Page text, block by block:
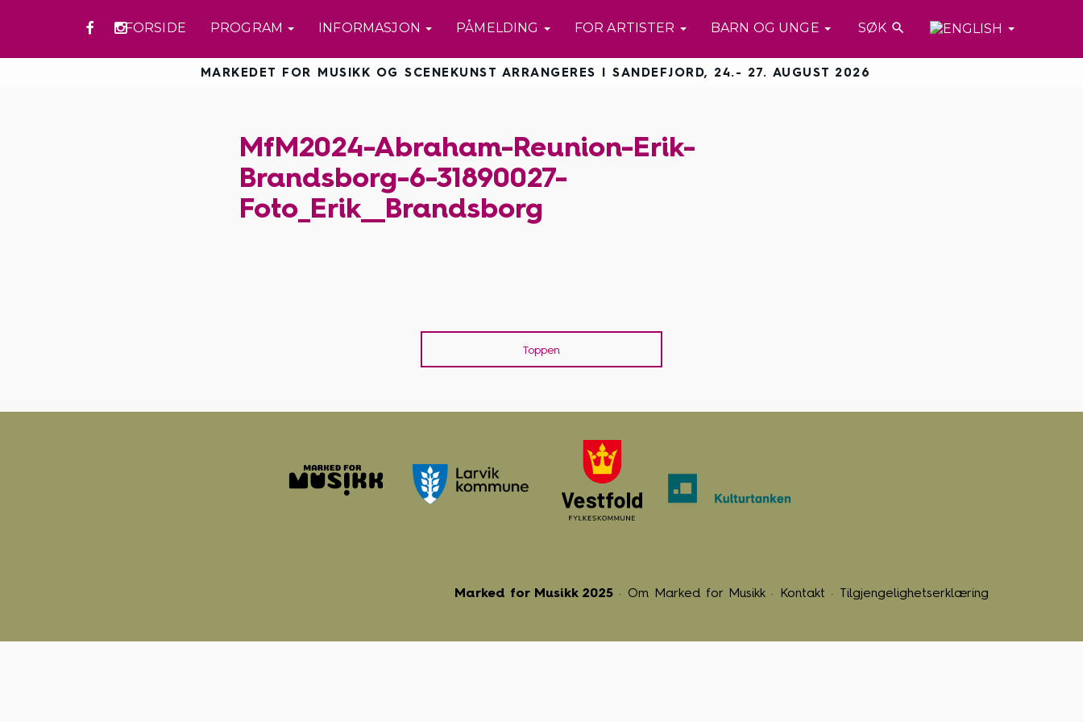
FORSIDE PROGRAM INFORMASJON PÅMELDING FOR ARTISTER BARN OG UNGE SØK 
MARKEDET FOR MUSIKK OG SCENEKUNST ARRANGERES I SANDEFJORD, 24.- 27. AUGUST 2026
MfM2024-Abraham-Reunion-Erik-
Brandsborg-6-31890027-
Foto_Erik__Brandsborg
Toppen
Marked for Musikk 2025 Om Marked for Musikk Kontakt Tilgjengelighetserklæring